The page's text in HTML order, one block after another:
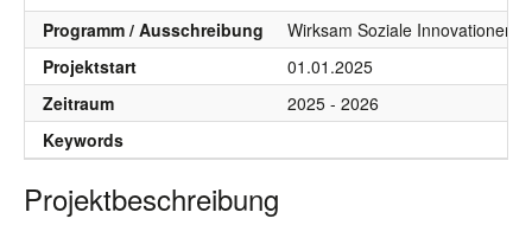
Programm / Ausschreibung
Wirksam Soziale Innovationen,
Projektstart
01.01.2025
Zeitraum
2025 - 2026
Keywords
Projektbeschreibung